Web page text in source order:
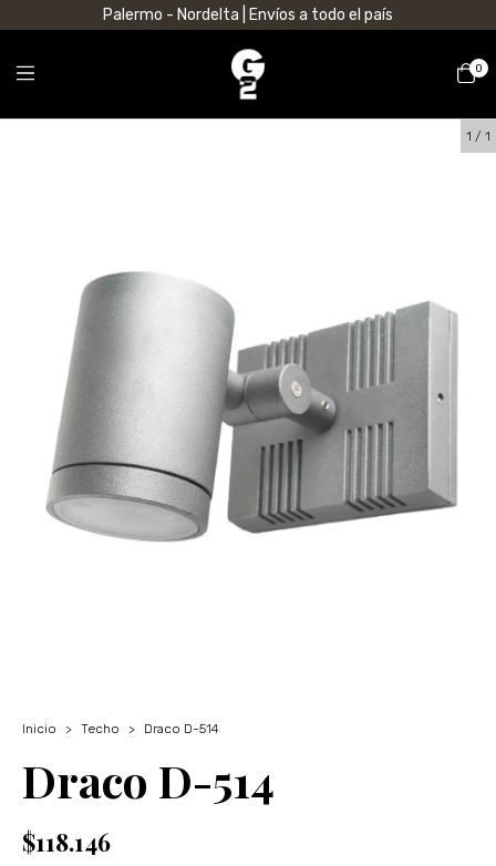
Palermo - Nordelta | Envíos a todo el país
0
1 / 1
Inicio > Techo > Draco D-514
Draco D-514
$118.146